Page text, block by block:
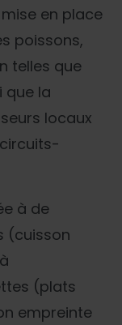
en place
poissons,
telles que
que la
locaux
à de
(cuisson
(plats
empreinte